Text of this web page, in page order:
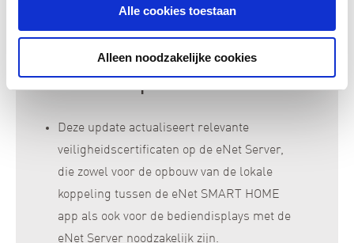
Alle cookies toestaan
Alleen noodzakelijke cookies
Certificaatupdate 2.3.1.
Deze update actualiseert relevante
veiligheidscertificaten op de eNet Server,
die zowel voor de opbouw van de lokale
koppeling tussen de eNet SMART HOME
app als ook voor de bediendisplays met de
eNet Server noodzakelijk zijn.